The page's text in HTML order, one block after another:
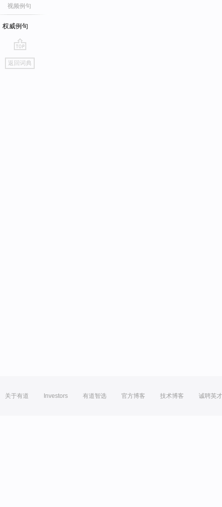
视频例句
权威例句
go
top
返回词典
关于有道 Investors 有道智选 官方博客 技术博客 诚聘英才